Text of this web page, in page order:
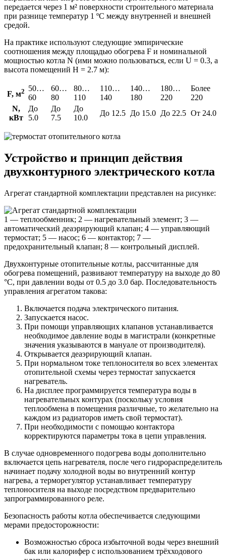
передается через 1 м² поверхности строительного материала
при разнице температур 1 ºC между внутренней и внешней
средой.
На практике используют следующие эмпирические
соотношения между площадью обогрева F и номинальной
мощностью котла N (ими можно пользоваться, если U = 0.3, а
высота помещений Н = 2.7 м):
F, м2 50…
60
60…
80
80…
110
110…
140
140…
180
180…
220
Более
220
N,
кВт
До
5.0
До
7.5
До
10.0
До 12.5 До 15.0 До 22.5 От 24.0
Устройство и принцип действия
двухконтурного электрического котла
Агрегат стандартной комплектации представлен на рисунке:
1 — теплообменник; 2 — нагревательный элемент; 3 —
автоматический деаэрирующий клапан; 4 — управляющий
термостат; 5 — насос; 6 — контактор; 7 —
предохранительный клапан; 8 — контрольный дисплей.
Двухконтурные отопительные котлы, рассчитанные для
обогрева помещений, развивают температуру на выходе до 80
°С, при давлении воды от 0.5 до 3.0 бар. Последовательность
управления агрегатом такова:
Включается подача электрического питания.
Запускается насос.
При помощи управляющих клапанов устанавливается
необходимое давление воды в магистрали (конкретные
значения указываются в мануале от производителя).
Открывается деаэрирующий клапан.
При нормальном токе теплоносителя во всех элементах
отопительной схемы через термостат запускается
нагреватель.
На дисплее программируется температура воды в
нагревательных контурах (поскольку условия
теплообмена в помещения различные, то желательно на
каждом из радиаторов иметь свой термостат).
При необходимости с помощью контактора
корректируются параметры тока в цепи управления.
В случае одновременного подогрева воды дополнительно
включается цепь нагревателя, после чего гидрораспределитель
начинает подачу холодной воды во внутренний контур
нагрева, а терморегулятор устанавливает температуру
теплоносителя на выходе посредством предварительно
запрограммированного реле.
Безопасность работы котла обеспечивается следующими
мерами предосторожности:
Возможностью сброса избыточной воды через внешний
бак или калорифер с использованием трёхходового